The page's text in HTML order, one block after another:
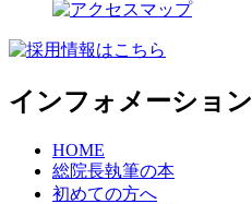
インフォメーション
HOME
総院長執筆の本
初めての方へ